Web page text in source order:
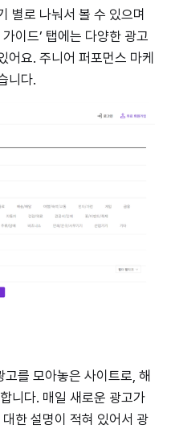
별로 나눠서 볼 수 있으며
이드’ 탭에는 다양한 광고
어요. 주니어 퍼포먼스 마케
니다.
를 모아놓은 사이트로, 해
니다. 매일 새로운 광고가
한 설명이 적혀 있어서 광